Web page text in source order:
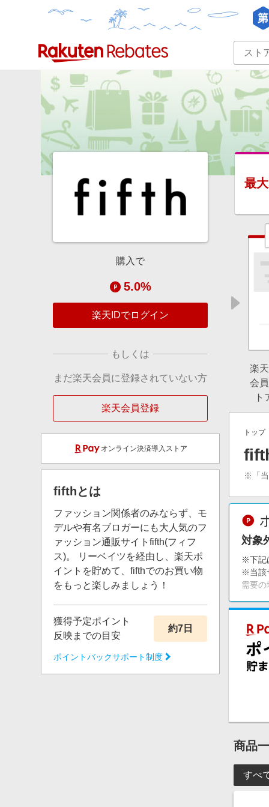
カテゴリー一覧 イベント一覧
購入で
5.0%
楽天IDでログイン
もしくは
まだ楽天会員に登録されていない方
楽天会員登録
オンライン決済導入ストア
fifthとは
ファッション関係者のみならず、モ
デルや有名ブロガーにも大人気のフ
ァッション通販サイトfifth(フィフ
ス)。 リーベイツを経由し、楽天ポ
イントを貯めて、fifthでのお買い物
をもっと楽しみましょう！
獲得予定ポイント
反映までの目安
約7日
ポイントバックサポート制度
最大
楽
会
トップ
※「当
対象
※下記
※当該
需要
商品
すべ